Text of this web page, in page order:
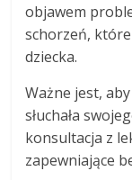
objawem
schorzeń,
dziecka.
Ważne jest,
słuchała
konsultacja z
zapewniające